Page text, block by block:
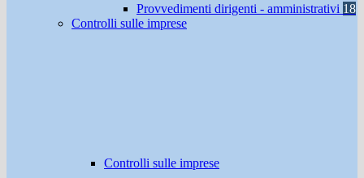
Provvedimenti dirigenti - amministrativi 18
Controlli sulle imprese
Controlli sulle imprese